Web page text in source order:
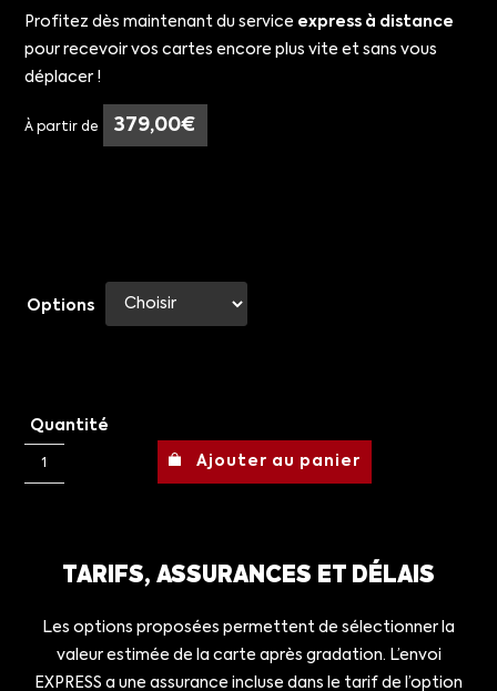
Profitez dès maintenant du service express à distance
pour recevoir vos cartes encore plus vite et sans vous
déplacer !
À partir de 379,00€
Options
Quantité
Ajouter au panier
TARIFS, ASSURANCES ET DÉLAIS
Les options proposées permettent de sélectionner la
valeur estimée de la carte après gradation. L’envoi
EXPRESS a une assurance incluse dans le tarif de l’option